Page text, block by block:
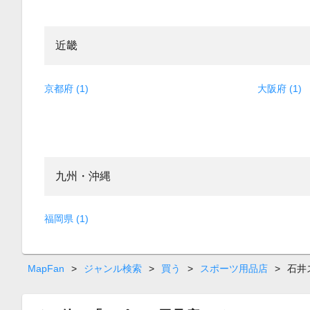
近畿
京都府 (1) 大阪府 (1)
九州・沖縄
福岡県 (1)
MapFan > ジャンル検索 > 買う > スポーツ用品店 > 石井